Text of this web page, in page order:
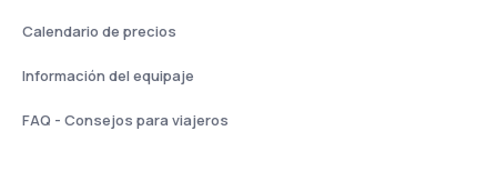
Calendario de precios
Información del equipaje
FAQ - Consejos para viajeros